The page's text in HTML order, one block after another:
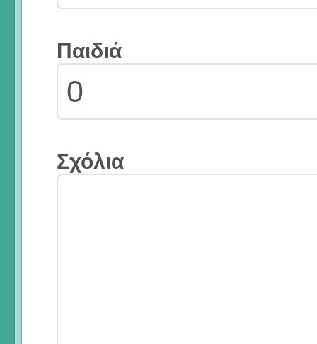
Παιδιά
Σχόλια